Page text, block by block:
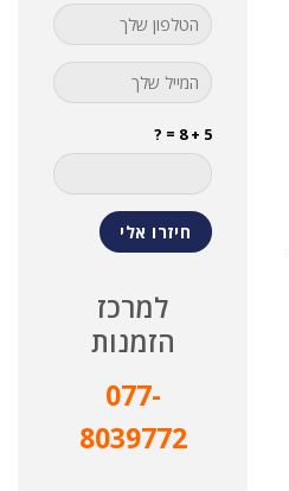
5 + 8 = ?
למרכז
הזמנות
077-
8039772